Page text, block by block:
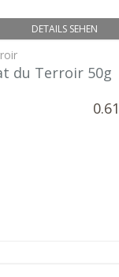
DETAILS SEHEN
du Terroir 50g